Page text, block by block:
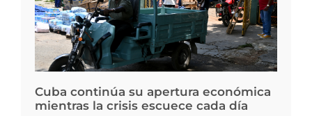
Cuba continúa su apertura económica
mientras la crisis escuece cada día